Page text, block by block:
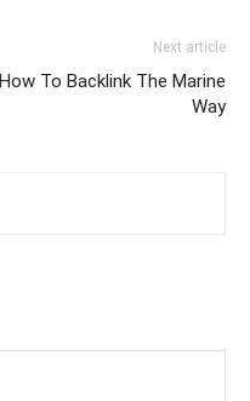
Next article
How To Backlink The Marine
Way